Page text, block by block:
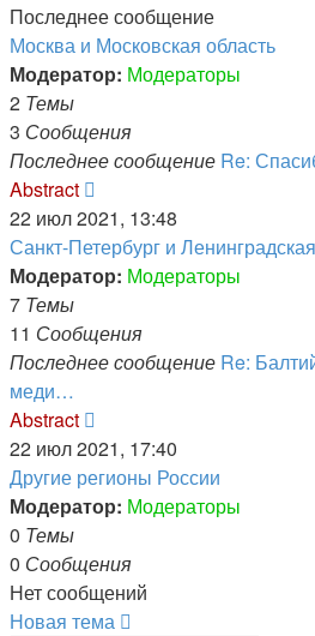
Последнее сообщение
Москва и Московская область
Модератор: Модераторы
2 Темы
3 Сообщения
Последнее сообщение Re:
Abstract
к
последнему
сообщению
22 июл 2021, 13:48
Санкт-Петербург и
Модератор: Модераторы
7 Темы
11 Сообщения
Последнее сообщение Re:
меди…
Abstract
к
последнему
сообщению
22 июл 2021, 17:40
Другие регионы России
Модератор: Модераторы
0 Темы
0 Сообщения
Нет сообщений
Новая тема